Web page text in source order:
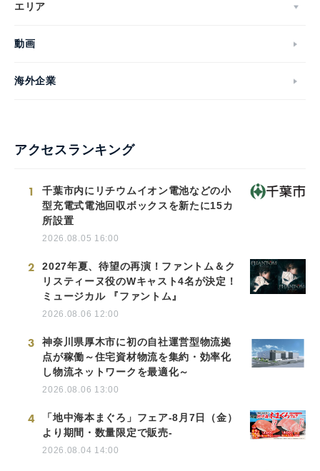
エリア
動画
海外企業
アクセスランキング
1
千葉市内にリチウムイオン電池などの小
型充電式電池回収ボックスを新たに15カ
所設置
2026.08.05 16:00
2
2027年夏、待望の再演！ファントム＆ク
リスティーヌ役のWキャスト4名が決定！
ミュージカル 『ファントム』
2026.08.06 12:00
3
神奈川県厚木市に初の自社運営型物流拠
点が稼働～住宅資材物流を集約・効率化
し物流ネットワークを最適化～
2026.08.06 13:00
4
「地中海本まぐろ」フェア-8月7日（金）
より期間・数量限定で販売-
2026.08.04 14:00